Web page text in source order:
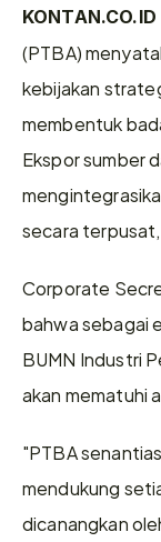
(PTBA)
kebijakan
membentuk
Ekspor sumber
secara
Corporate
bahwa sebagai
BUMN Industri
akan mematuhi
"PTBA
mendukung
dicanangkan